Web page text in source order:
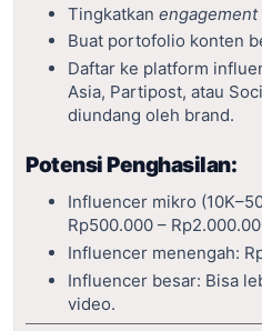
Tingkatkan engagement
Buat portofolio konten
Daftar ke platform
Asia, Partipost, atau
diundang oleh brand.
Potensi Penghasilan:
Influencer mikro
Rp500.000 –
Influencer menengah:
Influencer besar: Bisa
video.